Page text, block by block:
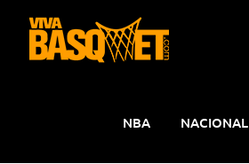
contenido
NBA NACIONAL